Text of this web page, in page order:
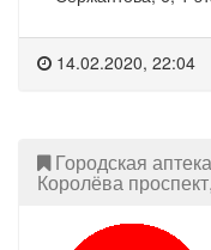
14.02.2020, 22:04
Городская
Королёва